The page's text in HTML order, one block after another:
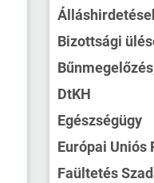
Bizottsági
DtKH
Egészségügy
Európai Uniós
Faültetés